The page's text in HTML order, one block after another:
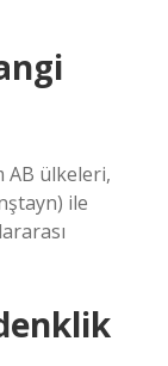
AB ülkeleri,
ile